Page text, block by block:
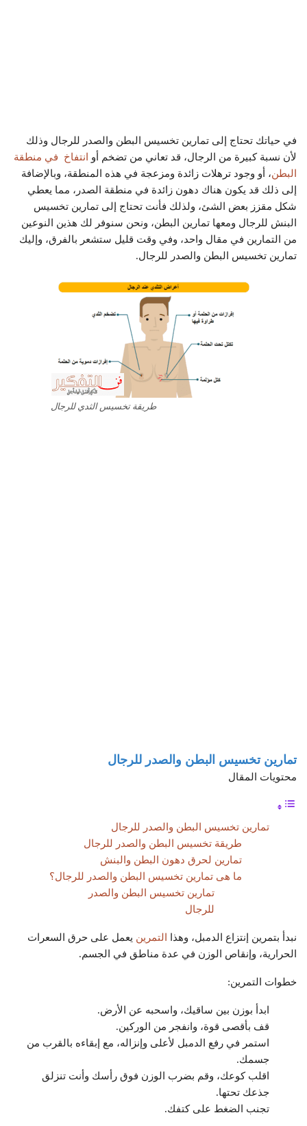
في حياتك تحتاج إلى تمارين تخسيس البطن والصدر للرجال وذلك
لأن نسبة كبيرة من الرجال، قد تعاني من تضخم أو
انتفاخ في منطقة
البطن، أو وجود ترهلات زائدة ومزعجة في هذه المنطقة، وبالإضافة
إلى ذلك قد يكون هناك دهون زائدة في منطقة الصدر، مما يعطي
شكل مقزز بعض الشئ، ولذلك فأنت تحتاج إلى تمارين تخسيس
البنش للرجال ومعها تمارين البطن، ونحن سنوفر لك هذين النوعين
من التمارين في مقال واحد، وفي وقت قليل ستشعر بالفرق، وإليك
تمارين تخسيس البطن والصدر للرجال.
طريقة تخسيس الثدي للرجال
تمارين تخسيس البطن والصدر للرجال
محتويات المقال
تمارين تخسيس البطن والصدر للرجال
طريقة تخسيس البطن والصدر للرجال
تمارين لحرق دهون البطن والبنش
ما هى تمارين تخسيس البطن والصدر للرجال؟
تمارين تخسيس البطن والصدر
للرجال
نبدأ بتمرين إنتزاع الدمبل، وهذا التمرين يعمل على حرق السعرات
الحرارية، وإنقاص الوزن في عدة مناطق في الجسم.
خطوات التمرين:
ابدأ بوزن بين ساقيك، واسحبه عن الأرض.
قف بأقصى قوة، وانفجر من الوركين.
استمر في رفع الدمبل لأعلى وإنزاله، مع إبقاءه بالقرب من
جسمك.
اقلب كوعك، وقم بضرب الوزن فوق رأسك وأنت تنزلق
جذعك تحتها.
تجنب الضغط على كتفك.